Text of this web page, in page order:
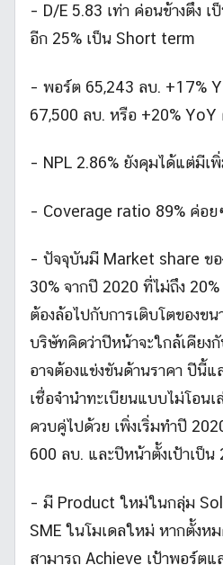
– D/E 5.83 เท่า ค่อนข้างตึง
อีก 25% เป็น Short term
– พอร์ต 65,243 ลบ. +17%
67,500 ลบ. หรือ +20% YoY
– NPL 2.86% ยังคุมได้แต่มีเ
– Coverage ratio 89% ค่อย
– ปัจจุบันมี Market share ข
30% จากปี 2020 ที่ไม่ถึง
ต้องล้อไปกับการเติบโตของข
บริษัทคิดว่าปีหน้าจะใกล้เคียง
อาจต้องแข่งขันด้านราคา ปีนี้แ
เชื่อจำนำทะเบียนแบบไม่โอน
ควบคู่ไปด้วย เพิ่งเริ่มทำปี
600 ลบ. และปีหน้าตั้งเป้าเป็น
– มี Product ใหม่ในกลุ่ม
SME ในโมเดลใหม่ หากตั้งห
สามารถ Achieve เป้าพอร์ต